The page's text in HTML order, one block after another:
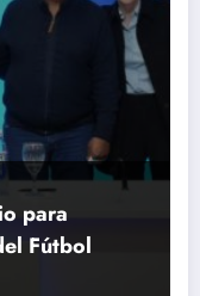
para
Fútbol